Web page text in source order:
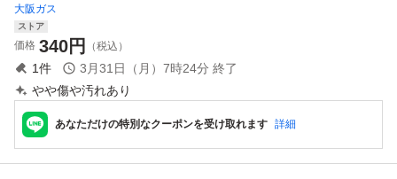
大阪ガス
ストア
価格 340円 （税込）
1件 3月31日（月）7時24分 終了
やや傷や汚れあり
あなただけの特別なクーポンを受け取れます 詳細